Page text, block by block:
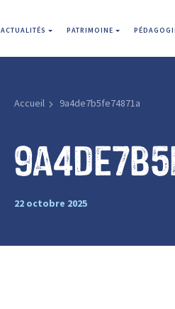
ACTUALITÉS PATRIMOINE
Accueil 9a4de7b5fe74871a
22 octobre 2025